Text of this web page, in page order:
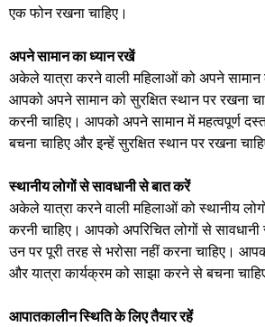
एक फोन रखना चाहिए।
अपने सामान का ध्यान रखें
अकेले यात्रा करने वाली महिलाओं को अपने सामान
आपको अपने सामान को सुरक्षित स्थान पर रखना
करनी चाहिए। आपको अपने सामान में महत्वपूर्ण
बचना चाहिए और इन्हें सुरक्षित स्थान पर रखना
स्थानीय लोगों से सावधानी से बात करें
अकेले यात्रा करने वाली महिलाओं को स्थानीय
करनी चाहिए। आपको अपरिचित लोगों से
उन पर पूरी तरह से भरोसा नहीं करना चाहिए।
और यात्रा कार्यक्रम को साझा करने से बचना
आपातकालीन स्थिति के लिए तैयार रहें